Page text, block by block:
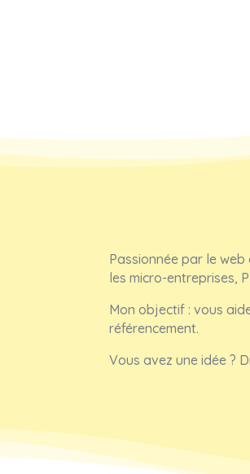
Passionnée par le
les micro-entreprises,
Mon objectif : vous
référencement.
Vous avez une idée ?